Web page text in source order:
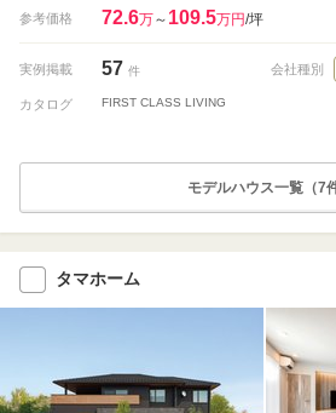
参考価格 72.6万～ 109.5万円/坪
実例掲載 57 件 会社種別
カタログ FIRST CLASS LIVING
モデルハウス一覧（7件
タマホーム